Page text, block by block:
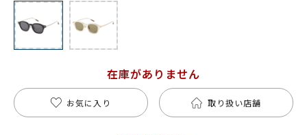
在庫がありません
お気に入り 取り扱い店舗